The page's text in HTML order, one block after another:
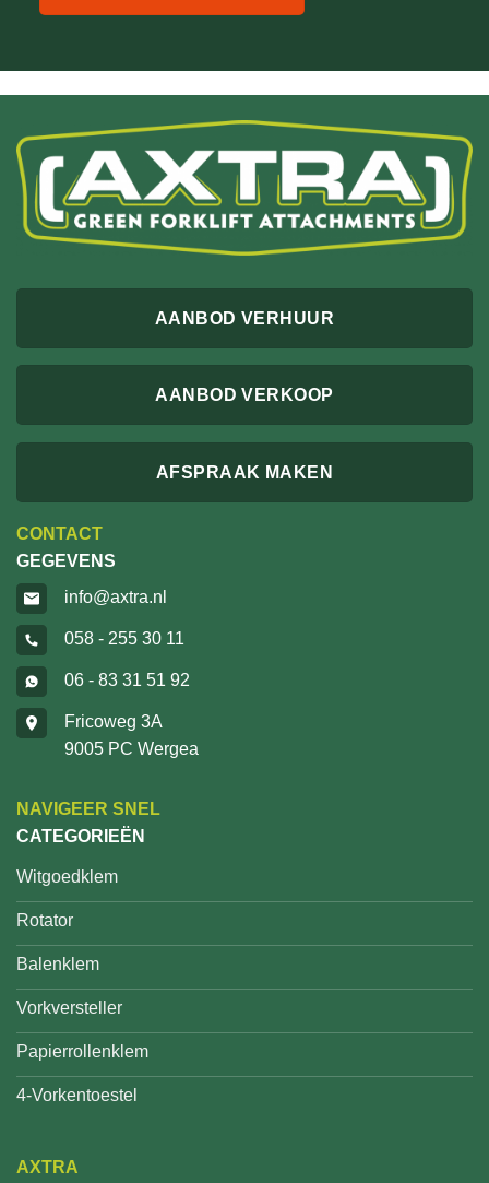
AANBOD VERHUUR
AANBOD VERKOOP
AFSPRAAK MAKEN
CONTACT
GEGEVENS
info@axtra.nl
058 - 255 30 11
06 - 83 31 51 92
Fricoweg 3A
9005 PC Wergea
NAVIGEER SNEL
CATEGORIEËN
Witgoedklem
Rotator
Balenklem
Vorkversteller
Papierrollenklem
4-Vorkentoestel
AXTRA